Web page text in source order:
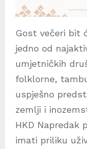
Gost večeri bit
jedno od
umjetničkih
folklorne,
uspješno
zemlji i
HKD Napredak
imati priliku